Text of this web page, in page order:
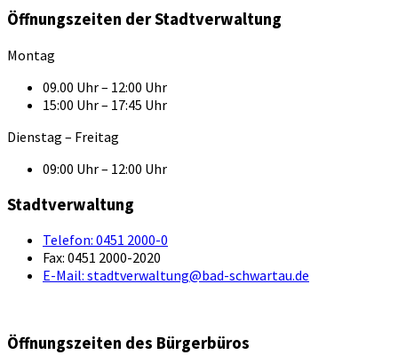
Öffnungszeiten der Stadtverwaltung
Montag
09.00 Uhr – 12:00 Uhr
15:00 Uhr – 17:45 Uhr
Dienstag – Freitag
09:00 Uhr – 12:00 Uhr
Stadtverwaltung
Telefon: 0451 2000-0
Fax: 0451 2000-2020
E-Mail: stadtverwaltung@bad-schwartau.de
Öffnungszeiten des Bürgerbüros